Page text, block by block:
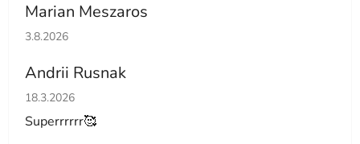
Marian Meszaros
Hodnotenie obchodu je 5 z 5 hviezdičiek.
3.8.2026
Andrii Rusnak
Hodnotenie obchodu je 5 z 5 hviezdičiek.
18.3.2026
Superrrrrr🥰